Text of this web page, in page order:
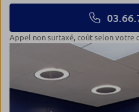
Appel non surtaxé, coût selon votre